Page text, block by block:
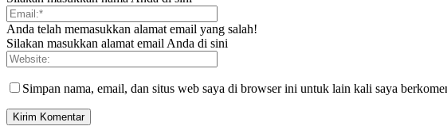
Anda telah memasukkan alamat email yang salah!
Silakan masukkan alamat email Anda di sini
Simpan nama, email, dan situs web saya di browser ini untuk lain kali saya